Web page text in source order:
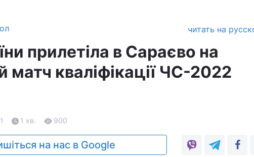
читать на
прилетіла в Сараєво на
матч кваліфікації ЧС-2022
1 хв. 900
на нас в Google